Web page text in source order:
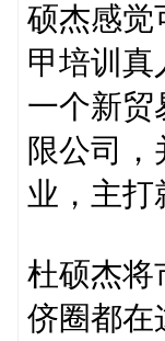
硕杰感觉
甲培训真
一个新贸
限公司，
业，主打
杜硕杰将
侪圈都在